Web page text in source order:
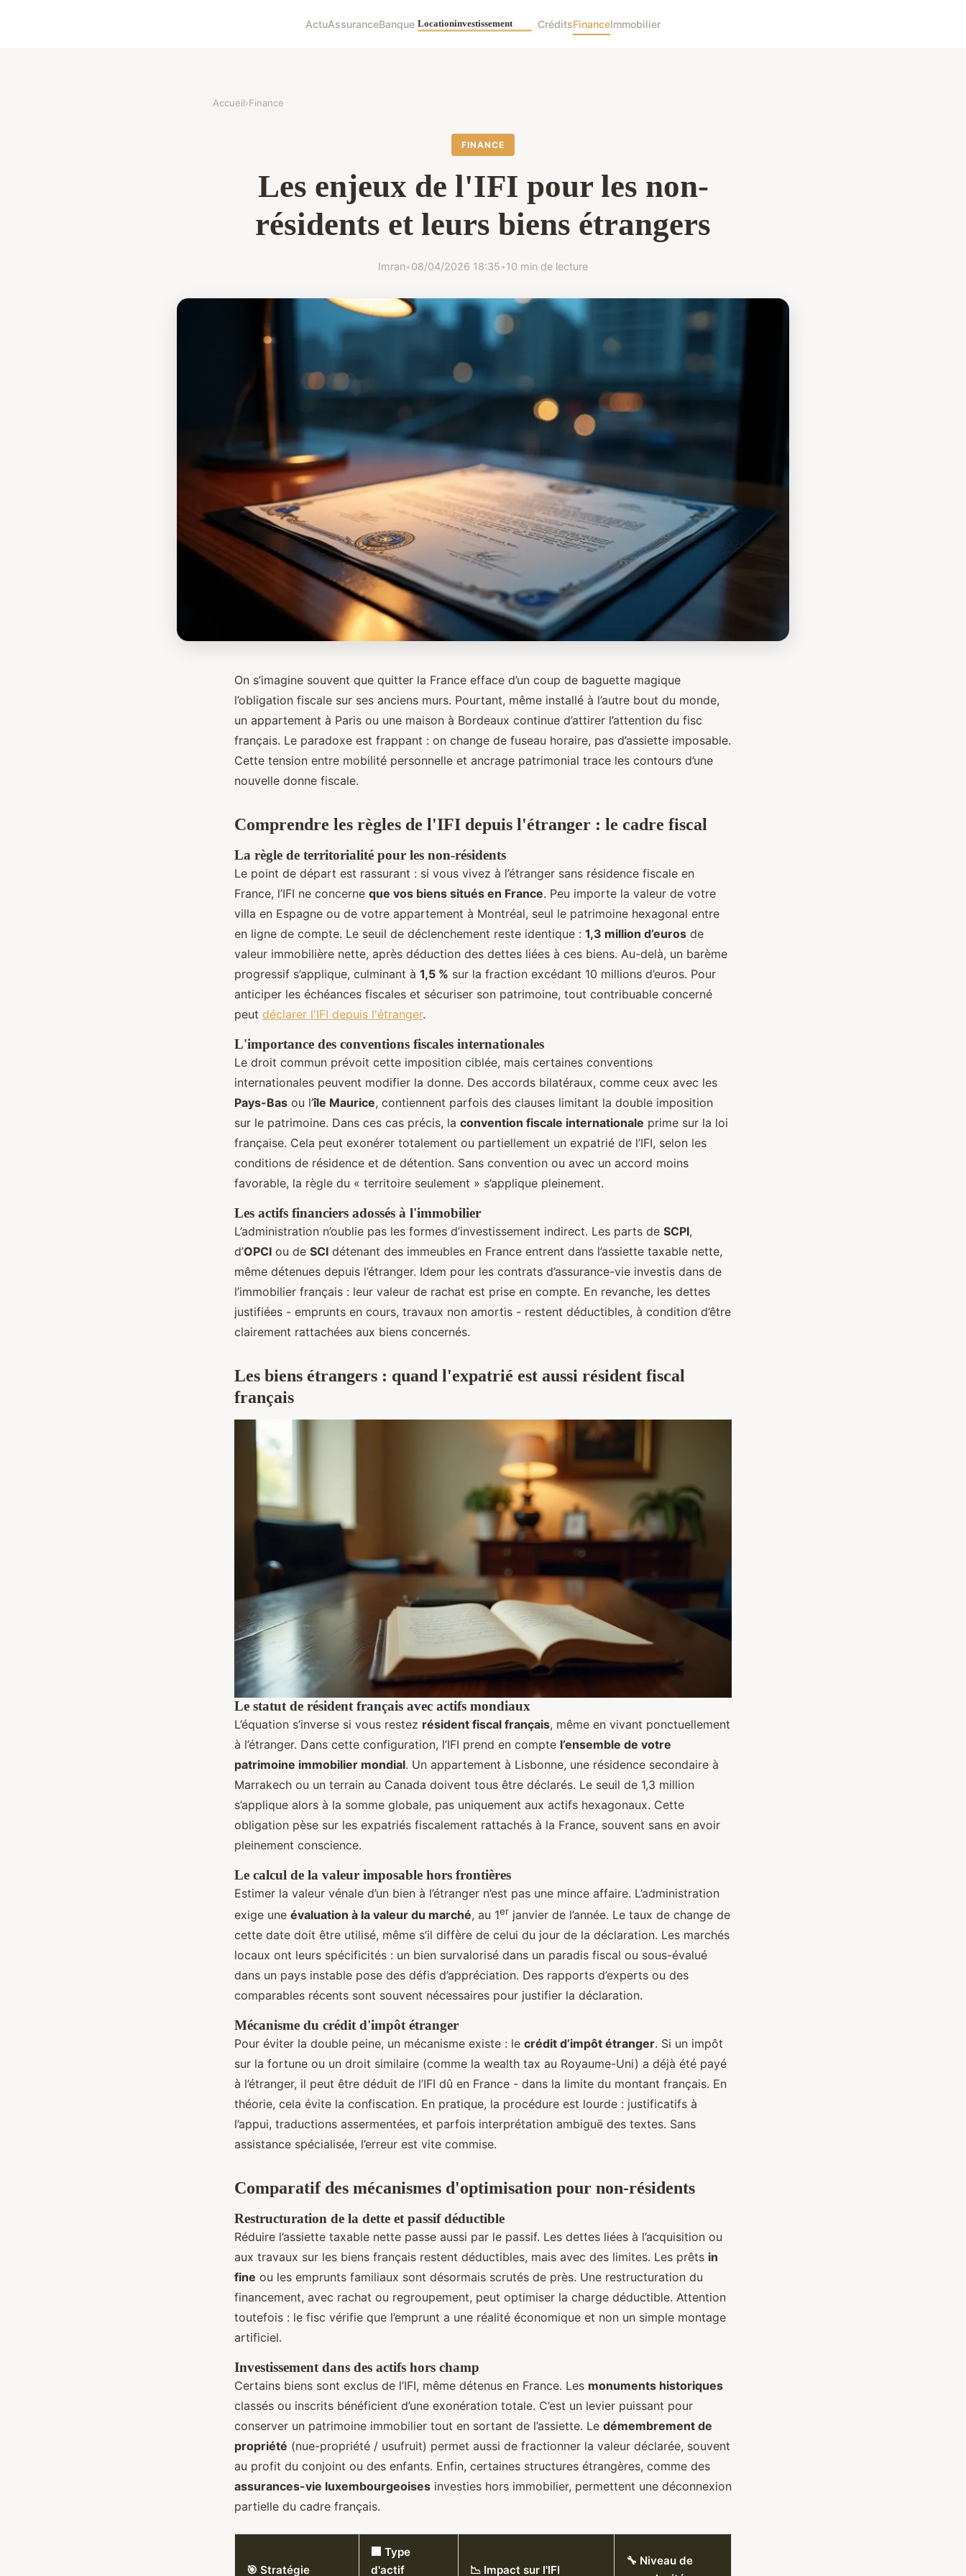
ActuAssuranceBanque CréditsFinanceImmobilier
Accueil›Finance
FINANCE
Les enjeux de l'IFI pour les non-
résidents et leurs biens étrangers
Imran•08/04/2026 18:35•10 min de lecture
On s’imagine souvent que quitter la France efface d’un coup de baguette magique
l’obligation fiscale sur ses anciens murs. Pourtant, même installé à l’autre bout du monde,
un appartement à Paris ou une maison à Bordeaux continue d’attirer l’attention du fisc
français. Le paradoxe est frappant : on change de fuseau horaire, pas d’assiette imposable.
Cette tension entre mobilité personnelle et ancrage patrimonial trace les contours d’une
nouvelle donne fiscale.
Comprendre les règles de l'IFI depuis l'étranger : le cadre fiscal
La règle de territorialité pour les non-résidents
Le point de départ est rassurant : si vous vivez à l’étranger sans résidence fiscale en
France, l’IFI ne concerne que vos biens situés en France. Peu importe la valeur de votre
villa en Espagne ou de votre appartement à Montréal, seul le patrimoine hexagonal entre
en ligne de compte. Le seuil de déclenchement reste identique : 1,3 million d’euros de
valeur immobilière nette, après déduction des dettes liées à ces biens. Au-delà, un barème
progressif s’applique, culminant à 1,5 % sur la fraction excédant 10 millions d’euros. Pour
anticiper les échéances fiscales et sécuriser son patrimoine, tout contribuable concerné
peut déclarer l'IFI depuis l'étranger.
L'importance des conventions fiscales internationales
Le droit commun prévoit cette imposition ciblée, mais certaines conventions
internationales peuvent modifier la donne. Des accords bilatéraux, comme ceux avec les
Pays-Bas ou l’île Maurice, contiennent parfois des clauses limitant la double imposition
sur le patrimoine. Dans ces cas précis, la convention fiscale internationale prime sur la loi
française. Cela peut exonérer totalement ou partiellement un expatrié de l’IFI, selon les
conditions de résidence et de détention. Sans convention ou avec un accord moins
favorable, la règle du « territoire seulement » s’applique pleinement.
Les actifs financiers adossés à l'immobilier
L’administration n’oublie pas les formes d’investissement indirect. Les parts de SCPI,
d’OPCI ou de SCI détenant des immeubles en France entrent dans l’assiette taxable nette,
même détenues depuis l’étranger. Idem pour les contrats d’assurance-vie investis dans de
l’immobilier français : leur valeur de rachat est prise en compte. En revanche, les dettes
justifiées - emprunts en cours, travaux non amortis - restent déductibles, à condition d’être
clairement rattachées aux biens concernés.
Les biens étrangers : quand l'expatrié est aussi résident fiscal
français
Le statut de résident français avec actifs mondiaux
L’équation s’inverse si vous restez résident fiscal français, même en vivant ponctuellement
à l’étranger. Dans cette configuration, l’IFI prend en compte l’ensemble de votre
patrimoine immobilier mondial. Un appartement à Lisbonne, une résidence secondaire à
Marrakech ou un terrain au Canada doivent tous être déclarés. Le seuil de 1,3 million
s’applique alors à la somme globale, pas uniquement aux actifs hexagonaux. Cette
obligation pèse sur les expatriés fiscalement rattachés à la France, souvent sans en avoir
pleinement conscience.
Le calcul de la valeur imposable hors frontières
Estimer la valeur vénale d’un bien à l’étranger n’est pas une mince affaire. L’administration
exige une évaluation à la valeur du marché, au 1er janvier de l’année. Le taux de change de
cette date doit être utilisé, même s’il diffère de celui du jour de la déclaration. Les marchés
locaux ont leurs spécificités : un bien survalorisé dans un paradis fiscal ou sous-évalué
dans un pays instable pose des défis d’appréciation. Des rapports d’experts ou des
comparables récents sont souvent nécessaires pour justifier la déclaration.
Mécanisme du crédit d'impôt étranger
Pour éviter la double peine, un mécanisme existe : le crédit d’impôt étranger. Si un impôt
sur la fortune ou un droit similaire (comme la wealth tax au Royaume-Uni) a déjà été payé
à l’étranger, il peut être déduit de l’IFI dû en France - dans la limite du montant français. En
théorie, cela évite la confiscation. En pratique, la procédure est lourde : justificatifs à
l’appui, traductions assermentées, et parfois interprétation ambiguë des textes. Sans
assistance spécialisée, l’erreur est vite commise.
Comparatif des mécanismes d'optimisation pour non-résidents
Restructuration de la dette et passif déductible
Réduire l’assiette taxable nette passe aussi par le passif. Les dettes liées à l’acquisition ou
aux travaux sur les biens français restent déductibles, mais avec des limites. Les prêts in
fine ou les emprunts familiaux sont désormais scrutés de près. Une restructuration du
financement, avec rachat ou regroupement, peut optimiser la charge déductible. Attention
toutefois : le fisc vérifie que l’emprunt a une réalité économique et non un simple montage
artificiel.
Investissement dans des actifs hors champ
Certains biens sont exclus de l’IFI, même détenus en France. Les monuments historiques
classés ou inscrits bénéficient d’une exonération totale. C’est un levier puissant pour
conserver un patrimoine immobilier tout en sortant de l’assiette. Le démembrement de
propriété (nue-propriété / usufruit) permet aussi de fractionner la valeur déclarée, souvent
au profit du conjoint ou des enfants. Enfin, certaines structures étrangères, comme des
assurances-vie luxembourgeoises investies hors immobilier, permettent une déconnexion
partielle du cadre français.
🎯 Stratégie
🏢 Type
d'actif
📉 Impact sur l'IFI
🔧 Niveau de